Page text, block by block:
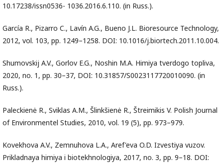
10.17238/issn0536- 1036.2016.6.110. (in Russ.).
García R., Pizarro C., Lavín A.G., Bueno J.L. Bioresource Technology,
2012, vol. 103, pp. 1249–1258. DOI: 10.1016/j.biortech.2011.10.004.
Shumovskij A.V., Gorlov E.G., Noshin M.A. Himiya tverdogo topliva,
2020, no. 1, pp. 30–37, DOI: 10.31857/S0023117720010090. (in
Russ.).
Paleckienė R., Sviklas A.M., Šlinkšienė R., Štreimikis V. Polish Journal
of Environmentel Studies, 2010, vol. 19 (5), pp. 973–979.
Kovekhova A.V., Zemnuhova L.A., Aref'eva O.D. Izvestiya vuzov.
Prikladnaya himiya i biotekhnologiya, 2017, no. 3, pp. 9–18. DOI: